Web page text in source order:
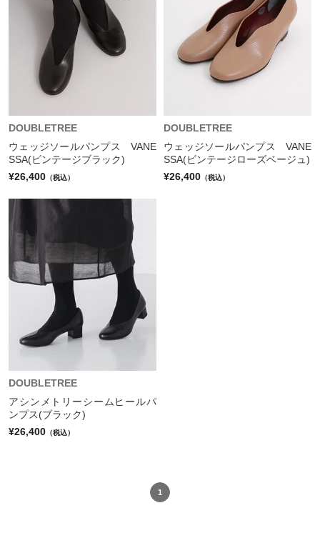
DOUBLETREE
ウェッジソールパンプス VANE
SSA(ビンテージブラック)
¥26,400 （税込）
DOUBLETREE
ウェッジソールパンプス VANE
SSA(ビンテージローズベージュ)
¥26,400 （税込）
DOUBLETREE
アシンメトリーシームヒールパ
ンプス(ブラック)
¥26,400 （税込）
1